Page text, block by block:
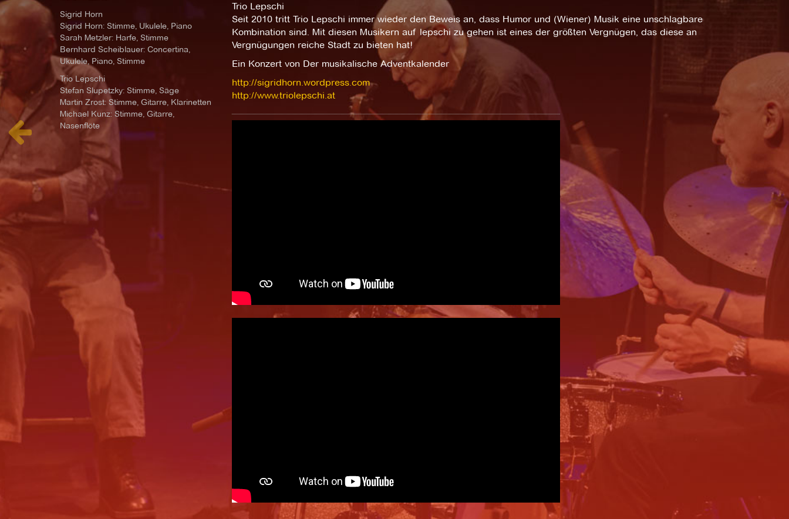
Sigrid Horn
Sigrid Horn: Stimme, Ukulele, Piano
Sarah Metzler: Harfe, Stimme
Bernhard Scheiblauer: Concertina,
Ukulele, Piano, Stimme
Trio Lepschi
Stefan Slupetzky: Stimme, Säge
Martin Zrost: Stimme, Gitarre, Klarinetten
Michael Kunz: Stimme, Gitarre,
Nasenflöte
Trio Lepschi
Seit 2010 tritt Trio Lepschi immer wieder den Beweis an, dass Humor und (Wiener) Musik eine unschlagbare
Kombination sind. Mit diesen Musikern auf lepschi zu gehen ist eines der größten Vergnügen, das diese an
Vergnügungen reiche Stadt zu bieten hat!
Ein Konzert von Der musikalische Adventkalender
http://sigridhorn.wordpress.com
http://www.triolepschi.at